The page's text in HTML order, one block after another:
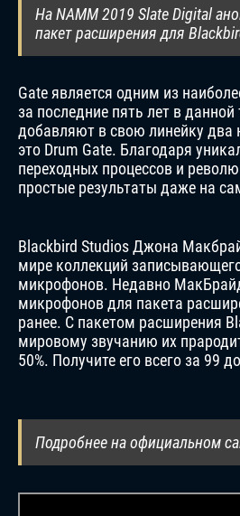
На NAMM 2019 Slate Digital
пакет расширения для
Gate является одним из
за последние пять лет в
добавляют в свою линейку
это Drum Gate. Благодаря
переходных процессов и
простые результаты даже на
Blackbird Studios Джона
мире коллекций
микрофонов. Недавно
микрофонов для пакета
ранее. С пакетом расширения
мировому звучанию их
50%. Получите его всего за 99
Подробнее на официальном